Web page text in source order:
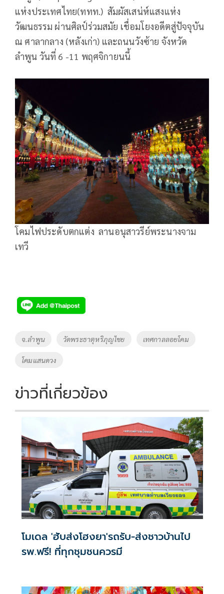
แห่งประเทศไทย(ททท.) สัมผัสเสน่ห์แสงแห่ง
วัฒนธรรม ผ่านศิลป์ร่วมสมัย เชื่อมโยงอดีตสู่ปัจจุบัน
ณ ศาลากลาง (หลังเก่า) และถนนวังซ้าย จังหวัด
ลำพูน วันที่ 6 -11 พฤศจิกายนนี้
โคมไฟประดับตกแต่ง ลานอนุสาวรีย์พระนางจาม
เทวี
Tags
จ.ลำพูน วัดพระธาตุหริภุญไชย เทศกาลลอยโคม
โคมแสนดวง
ข่าวที่เกี่ยวข้อง
โมเดล 'ฮับส่งโฮงยา'รถรับ-ส่งชาวบ้านไป
รพ.ฟรี! ที่ทุกชุมชนควรมี